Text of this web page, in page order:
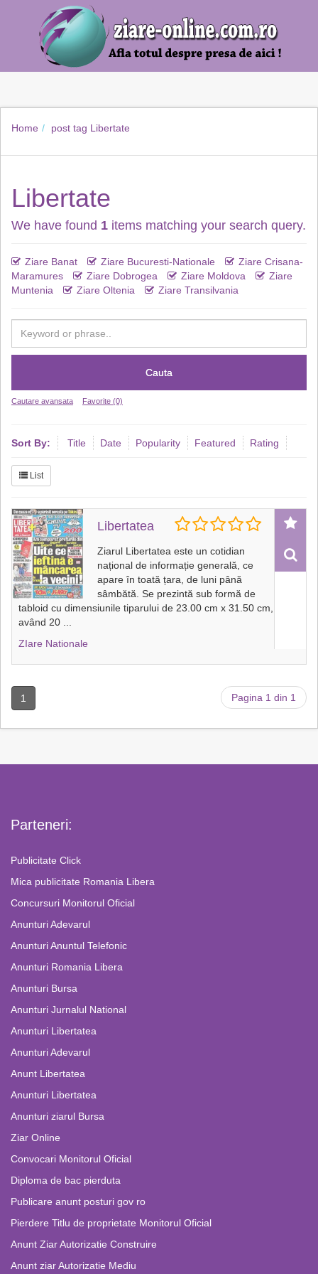
Home post tag Libertate
Libertate
We have found 1 items matching your search query.
Ziare Banat Ziare Bucuresti-Nationale
Ziare Crisana-
Maramures
Ziare Dobrogea Ziare Moldova
Ziare
Muntenia
Ziare Oltenia Ziare Transilvania
Cauta
Cautare avansata Favorite (0)
Sort By: Title Date Popularity Featured Rating
List
Libertatea
Ziarul Libertatea este un cotidian
național de informație generală, ce
apare în toată țara, de luni până
sâmbătă. Se prezintă sub formă de
tabloid cu dimensiunile tiparului de 23.00 cm x 31.50 cm,
având 20
ZIare Nationale
1 Pagina 1 din 1
Parteneri:
Publicitate Click
Mica publicitate Romania Libera
Concursuri Monitorul Oficial
Anunturi Adevarul
Anunturi Anuntul Telefonic
Anunturi Romania Libera
Anunturi Bursa
Anunturi Jurnalul National
Anunturi Libertatea
Anunturi Adevarul
Anunt Libertatea
Anunturi Libertatea
Anunturi ziarul Bursa
Ziar Online
Convocari Monitorul Oficial
Diploma de bac pierduta
Publicare anunt posturi gov ro
Pierdere Titlu de proprietate Monitorul Oficial
Anunt Ziar Autorizatie Construire
Anunt ziar Autorizatie Mediu